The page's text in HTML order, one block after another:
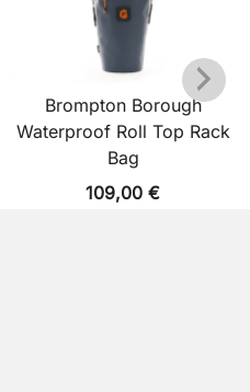
Brompton Borough
Waterproof Roll Top Rack
Bag
109,00€